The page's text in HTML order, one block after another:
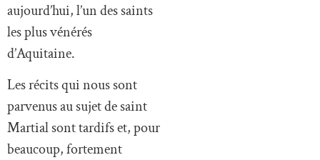
aujourd’hui, l’un des saints
les plus vénérés
d’Aquitaine.
Les récits qui nous sont
parvenus au sujet de saint
Martial sont tardifs et, pour
beaucoup, fortement